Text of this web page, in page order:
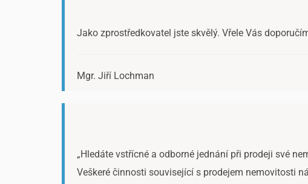
Jako zprostředkovatel jste skvělý. Vřele Vás
Mgr. Jiří Lochman
„Hledáte vstřícné a odborné jednání při prodeji své
Veškeré činnosti související s prodejem nemovitosti